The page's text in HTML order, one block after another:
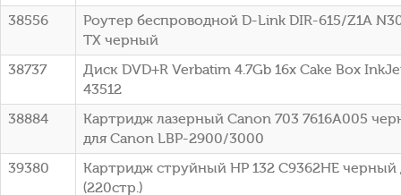
38556
Роутер беспроводной D-Link DIR-615/Z1A
TX черный
38737
Диск DVD+R Verbatim 4.7Gb 16x Cake Box
43512
38884
Картридж лазерный Canon 703 7616A005
для Canon LBP-2900/3000
39380
Картридж струйный HP 132 C9362HE черный
(220стр.)